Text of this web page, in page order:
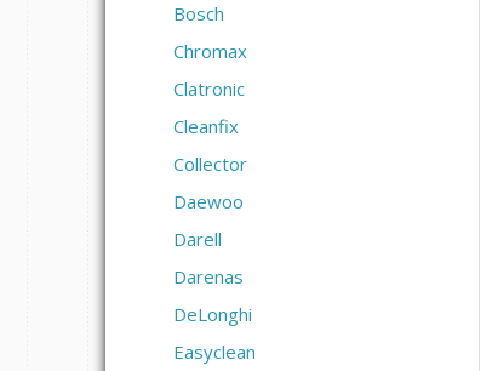
Bosch
Chromax
Clatronic
Cleanfix
Collector
Daewoo
Darell
Darenas
DeLonghi
Easyclean